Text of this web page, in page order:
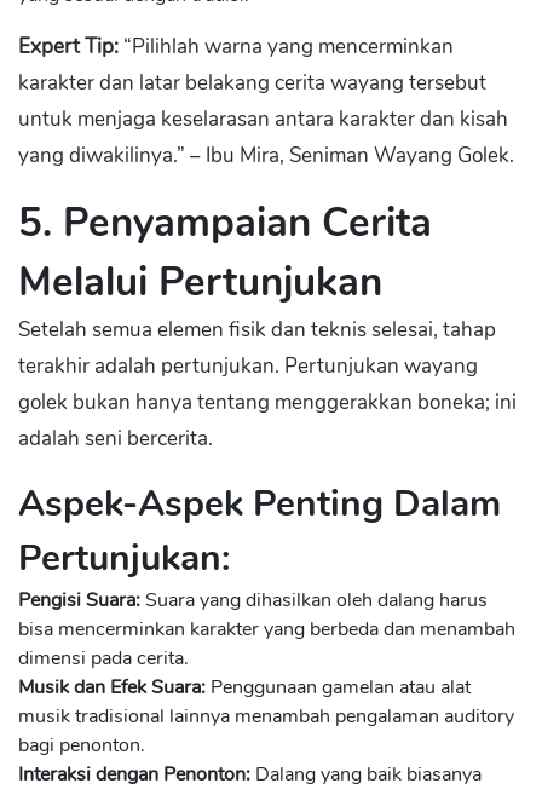
Expert Tip: “Pilihlah warna yang mencerminkan
karakter dan latar belakang cerita wayang tersebut
untuk menjaga keselarasan antara karakter dan kisah
yang diwakilinya.” – Ibu Mira, Seniman Wayang Golek.
5. Penyampaian Cerita
Melalui Pertunjukan
Setelah semua elemen fisik dan teknis selesai, tahap
terakhir adalah pertunjukan. Pertunjukan wayang
golek bukan hanya tentang menggerakkan boneka; ini
adalah seni bercerita.
Aspek-Aspek Penting Dalam
Pertunjukan:
Pengisi Suara:Suara yang dihasilkan oleh dalang harus
bisa mencerminkan karakter yang berbeda dan menambah
dimensi pada cerita.
Musik dan Efek Suara: Penggunaan gamelan atau alat
musik tradisional lainnya menambah pengalaman auditory
bagi penonton.
Interaksi dengan Penonton: Dalang yang baik biasanya